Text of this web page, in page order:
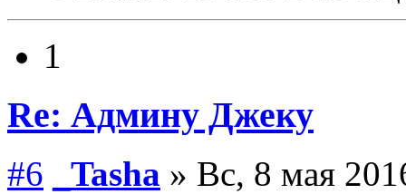
1
Re: Админу Джеку
#6 _Tasha » Вс, 8 мая